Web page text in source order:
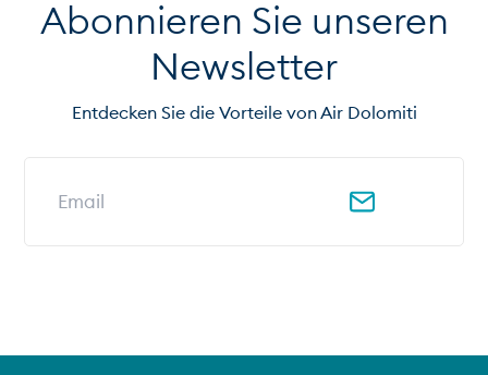
Abonnieren Sie unseren
Newsletter
Entdecken Sie die Vorteile von Air Dolomiti